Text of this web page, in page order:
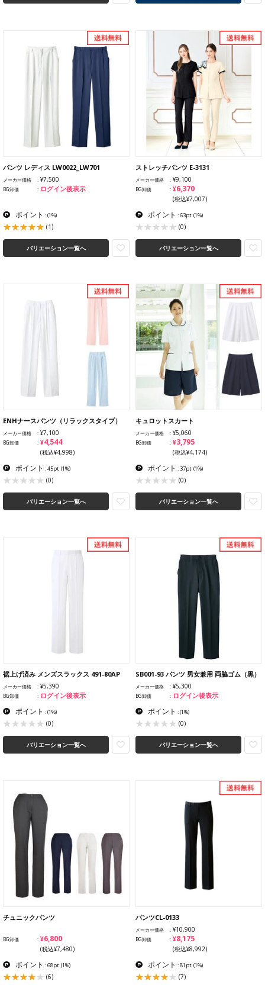
パンツ レディス LW0022_LW701
メーカー価格 ¥7,500
BG卸価 ログイン後表示
ポイント :(1%)
(1)
バリエーション一覧へ
ストレッチパンツ E-3131
メーカー価格 ¥9,100
BG卸価 ¥6,370
(税込¥7,007)
ポイント : 63pt (1%)
(0)
バリエーション一覧へ
ENHナースパンツ（リラックスタイプ）
メーカー価格 ¥7,100
BG卸価 ¥4,544
(税込¥4,998)
ポイント : 45pt (1%)
(0)
バリエーション一覧へ
キュロットスカート
メーカー価格 ¥5,060
BG卸価 ¥3,795
(税込¥4,174)
ポイント : 37pt (1%)
(0)
バリエーション一覧へ
裾上げ済み メンズスラックス 491-80AP
メーカー価格 ¥5,390
BG卸価 ログイン後表示
ポイント :(1%)
(0)
バリエーション一覧へ
SB001-93 パンツ 男女兼用 両脇ゴム（黒）
メーカー価格 ¥5,300
BG卸価 ログイン後表示
ポイント :(1%)
(0)
バリエーション一覧へ
チュニックパンツ
BG卸価 ¥6,800
(税込¥7,480)
ポイント : 68pt (1%)
(6)
パンツCL-0133
メーカー価格 ¥10,900
BG卸価 ¥8,175
(税込¥8,992)
ポイント : 81pt (1%)
(7)